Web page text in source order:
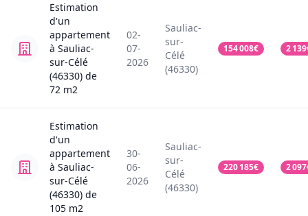
Estimation
d'un
appartement
à Sauliac-
sur-Célé
(46330) de
72 m2
02-
07-
2026
Sauliac-
sur-
Célé
(46330)
154 008€ 2 139
Estimation
d'un
appartement
à Sauliac-
sur-Célé
(46330) de
105 m2
30-
06-
2026
Sauliac-
sur-
Célé
(46330)
220 185€ 2 097